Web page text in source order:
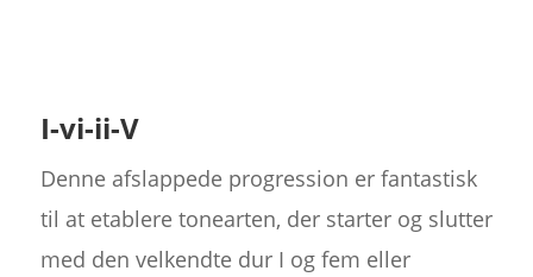
I-vi-ii-V
Denne afslappede progression er fantastisk
til at etablere tonearten, der starter og slutter
med den velkendte dur I og fem eller